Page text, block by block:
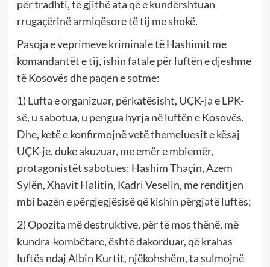
për tradhti, të gjithë ata që e kundërshtuan
rrugaçërinë armiqësore të tij me shokë.
Pasoja e veprimeve kriminale të Hashimit me
komandantët e tij, ishin fatale për luftën e djeshme
të Kosovës dhe paqen e sotme:
1) Lufta e organizuar, përkatësisht, UÇK-ja e LPK-
së, u sabotua, u pengua hyrja në luftën e Kosovës.
Dhe, ketë e konfirmojnë vetë themeluesit e kësaj
UÇK-je, duke akuzuar, me emër e mbiemër,
protagonistët sabotues: Hashim Thaçin, Azem
Sylën, Xhavit Halitin, Kadri Veselin, me renditjen
mbi bazën e përgjegjësisë që kishin përgjatë luftës;
2) Opozita më destruktive, për të mos thënë, më
kundra-kombëtare, është dakorduar, që krahas
luftës ndaj Albin Kurtit, njëkohshëm, ta sulmojnë